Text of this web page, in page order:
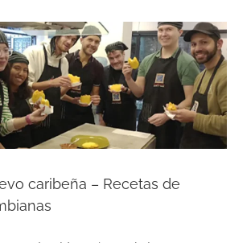
caribeña – Recetas de